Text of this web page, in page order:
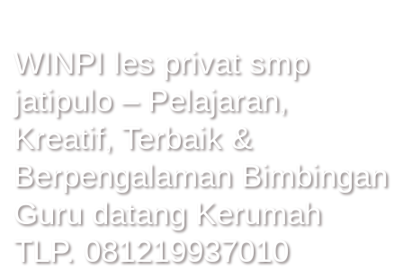
WINPI les privat smp
jatipulo – Pelajaran,
Kreatif, Terbaik &
Berpengalaman Bimbingan
Guru datang Kerumah
TLP. 081219937010